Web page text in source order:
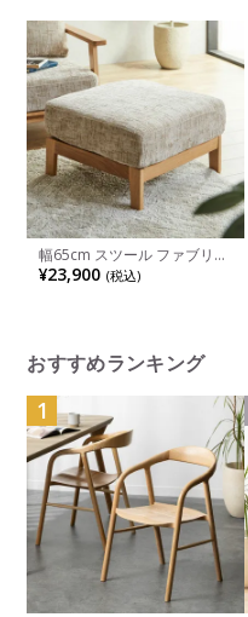
幅65cm スツール ファブリッ
ク オットマン リビング 足置
き 足置き台 おしゃれ フット
¥23,900 (税込)
おすすめランキング
1